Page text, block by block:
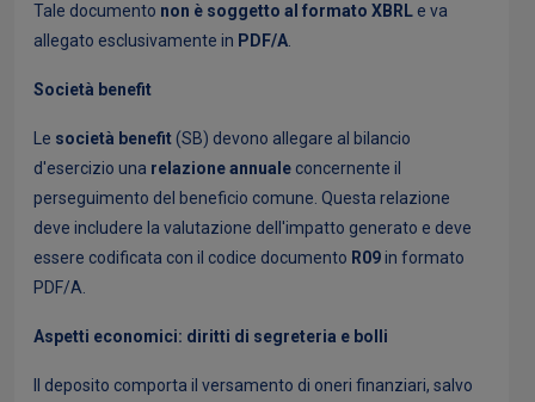
Tale documento non è soggetto al formato XBRL e va
allegato esclusivamente in PDF/A
Società benefit
Le società benefit(SB) devono allegare al bilancio
d'esercizio una relazione annuale concernente il
perseguimento del beneficio comune. Questa relazione
deve includere la valutazione dell'impatto generato e deve
essere codificata con il codice documento R09in formato
PDF/A.
Aspetti economici: diritti di segreteria e bolli
Il deposito comporta il versamento di oneri finanziari, salvo